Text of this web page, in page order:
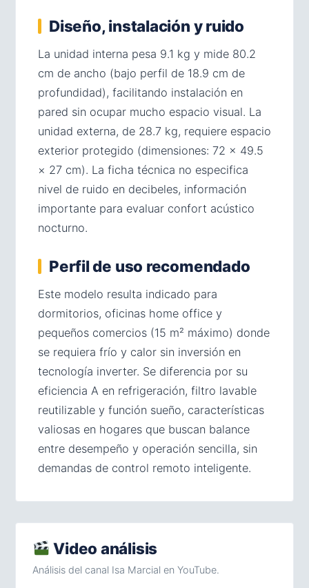
Diseño, instalación y ruido
La unidad interna pesa 9.1 kg y mide 80.2
cm de ancho (bajo perfil de 18.9 cm de
profundidad), facilitando instalación en
pared sin ocupar mucho espacio visual. La
unidad externa, de 28.7 kg, requiere espacio
exterior protegido (dimensiones: 72 × 49.5
× 27 cm). La ficha técnica no especifica
nivel de ruido en decibeles, información
importante para evaluar confort acústico
nocturno.
Perfil de uso recomendado
Este modelo resulta indicado para
dormitorios, oficinas home office y
pequeños comercios (15 m² máximo) donde
se requiera frío y calor sin inversión en
tecnología inverter. Se diferencia por su
eficiencia A en refrigeración, filtro lavable
reutilizable y función sueño, características
valiosas en hogares que buscan balance
entre desempeño y operación sencilla, sin
demandas de control remoto inteligente.
Video análisis
Análisis del canal Isa Marcial en YouTube.